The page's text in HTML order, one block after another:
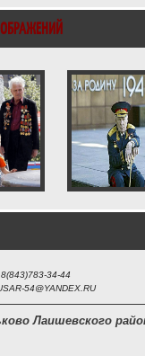
34-44
54@YANDEX.RU
Лаишевского